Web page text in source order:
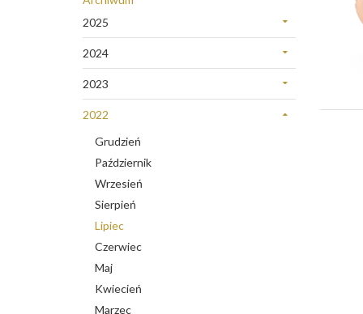
2025
Grudzień
Sierpień
Lipiec
Styczeń
2024
Listopad
Marzec
Luty
2023
Listopad
Październik
Wrzesień
Sierpień
Lipiec
Czerwiec
Maj
Marzec
Styczeń
2022
Grudzień
Październik
Wrzesień
Sierpień
Lipiec
Czerwiec
Maj
Kwiecień
Marzec